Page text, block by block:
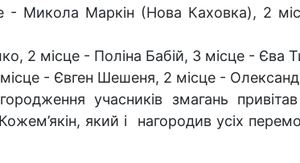
- Микола Маркін (Нова Каховка), 2
2 місце - Поліна Бабій, 3 місце - Єва
місце - Євген Шешеня, 2 місце -
учасників змагань
який і нагородив усіх